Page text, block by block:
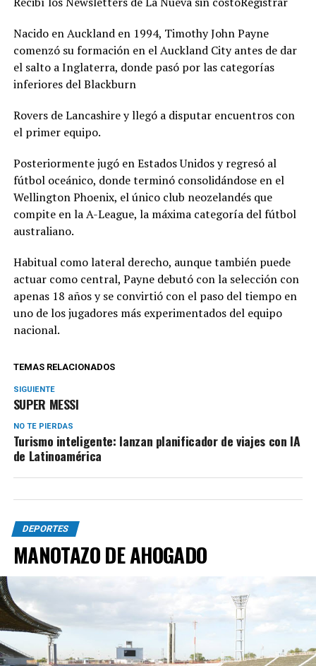
Nacido en Auckland en 1994, Timothy John Payne
comenzó su formación en el Auckland City antes de dar
el salto a Inglaterra, donde pasó por las categorías
inferiores del Blackburn
Rovers de Lancashire y llegó a disputar encuentros con
el primer equipo.
Posteriormente jugó en Estados Unidos y regresó al
fútbol oceánico, donde terminó consolidándose en el
Wellington Phoenix, el único club neozelandés que
compite en la A-League, la máxima categoría del fútbol
australiano.
Habitual como lateral derecho, aunque también puede
actuar como central, Payne debutó con la selección con
apenas 18 años y se convirtió con el paso del tiempo en
uno de los jugadores más experimentados del equipo
nacional.
TEMAS RELACIONADOS
SIGUIENTE
SUPER MESSI
NO TE PIERDAS
Turismo inteligente: lanzan planificador de viajes con IA
de Latinoamérica
DEPORTES
MANOTAZO DE AHOGADO